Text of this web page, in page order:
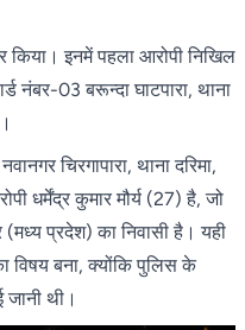
किया। इनमें पहला आरोपी निखिल
नंबर-03 बरून्दा घाटपारा, थाना
चिरगापारा, थाना दरिमा,
धर्मेंद्र कुमार मौर्य (27) है, जो
(मध्य प्रदेश) का निवासी है। यही
विषय बना, क्योंकि पुलिस के
थी।